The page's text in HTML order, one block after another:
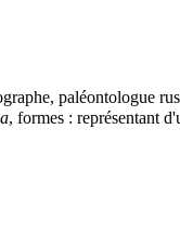
paléontologue
, formes : représentant